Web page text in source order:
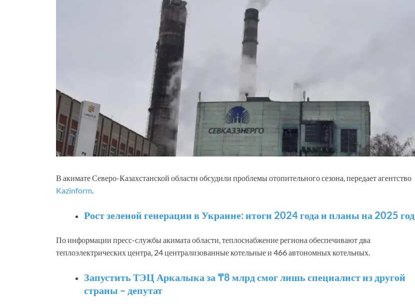
В акимате Северо-Казахстанской области обсудили проблемы отопительного сезона, передает агентство
Kazinform
Рост зеленой генерации в Украине: итоги 2024 года и планы на 2025 год
По информации пресс-службы акимата области, теплоснабжение региона обеспечивают два
теплоэлектрических центра, 24 централизованные котельные и 466 автономных котельных.
Запустить ТЭЦ Аркалыка за ₸8 млрд смог лишь специалист из другой
страны – депутат